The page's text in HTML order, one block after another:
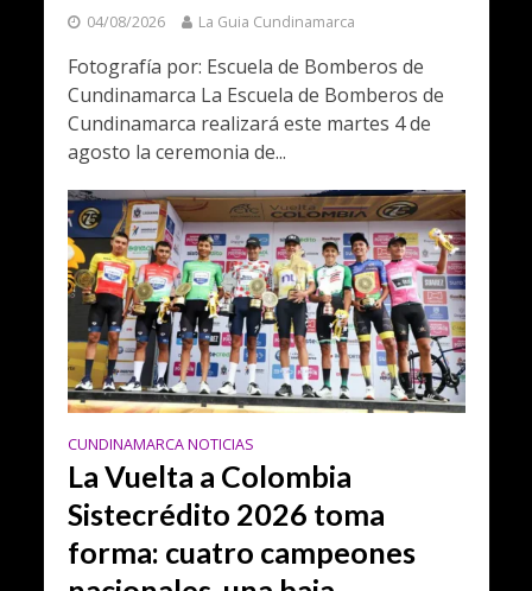
04/08/2026 La Guia Cundinamarca
Fotografía por: Escuela de Bomberos de
Cundinamarca La Escuela de Bomberos de
Cundinamarca realizará este martes 4 de
agosto la ceremonia de...
CUNDINAMARCA NOTICIAS
La Vuelta a Colombia
Sistecrédito 2026 toma
forma: cuatro campeones